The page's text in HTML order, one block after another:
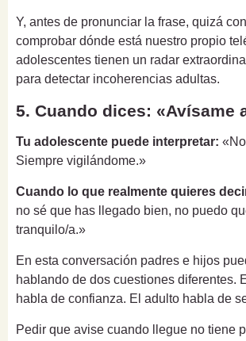
Y, antes de pronunciar la frase, quizá
comprobar dónde está nuestro propio
adolescentes tienen un radar
para detectar incoherencias adultas.
5. Cuando dices: «Avísame
Tu adolescente puede interpretar:
Siempre vigilándome.»
Cuando lo que realmente quieres
no sé que has llegado bien, no puedo
tranquilo/a.»
En esta conversación padres e hijos
hablando de dos cuestiones diferentes.
habla de confianza. El adulto habla de
Pedir que avise cuando llegue no tiene